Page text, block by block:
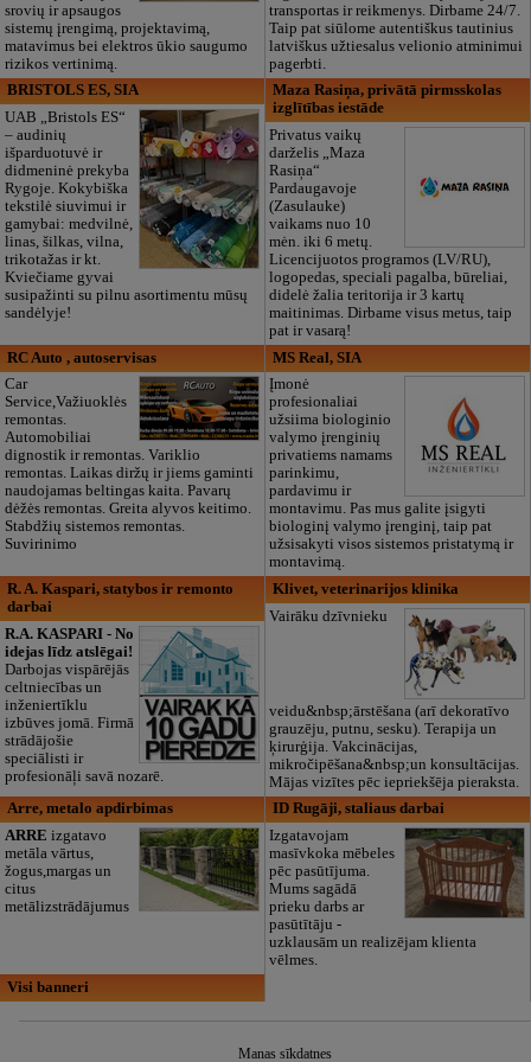
srovių ir apsaugos
sistemų įrengimą, projektavimą,
matavimus bei elektros ūkio saugumo
rizikos vertinimą.
transportas ir reikmenys. Dirbame 24/7.
Taip pat siūlome autentiškus tautinius
latviškus užtiesalus velionio atminimui
pagerbti.
BRISTOLS ES, SIA
UAB „Bristols ES“
– audinių
išparduotuvė ir
didmeninė prekyba
Rygoje. Kokybiška
tekstilė siuvimui ir
gamybai: medvilnė,
linas, šilkas, vilna,
trikotažas ir kt.
Kviečiame gyvai
susipažinti su pilnu asortimentu mūsų
sandėlyje!
Maza Rasiņa, privātā pirmsskolas
izglītības iestāde
Privatus vaikų
darželis „Maza
Rasiņa“
Pardaugavoje
(Zasulauke)
vaikams nuo 10
mėn. iki 6 metų.
Licencijuotos programos (LV/RU),
logopedas, speciali pagalba, būreliai,
didelė žalia teritorija ir 3 kartų
maitinimas. Dirbame visus metus, taip
pat ir vasarą!
RC Auto , autoservisas
Car
Service,Važiuoklės
remontas.
Automobiliai
dignostik ir remontas. Variklio
remontas. Laikas diržų ir jiems gaminti
naudojamas beltingas kaita. Pavarų
dėžės remontas. Greita alyvos keitimo.
Stabdžių sistemos remontas.
Suvirinimo
MS Real, SIA
Įmonė
profesionaliai
užsiima biologinio
valymo įrenginių
privatiems namams
parinkimu,
pardavimu ir
montavimu. Pas mus galite įsigyti
biologinį valymo įrenginį, taip pat
užsisakyti visos sistemos pristatymą ir
montavimą.
R. A. Kaspari, statybos ir remonto
darbai
R.A. KASPARI - No
idejas līdz atslēgai!
Darbojas vispārējās
celtniecības un
inženiertīklu
izbūves jomā. Firmā
strādājošie
speciālisti ir
profesionāļi savā nozarē.
Klivet, veterinarijos klinika
Vairāku dzīvnieku
veidu&nbsp;ārstēšana (arī dekoratīvo
grauzēju, putnu, sesku). Terapija un
ķirurģija. Vakcinācijas,
mikročipēšana&nbsp;un konsultācijas.
Mājas vizītes pēc iepriekšēja pieraksta.
Arre, metalo apdirbimas
ARRE izgatavo
metāla vārtus,
žogus,margas un
citus
metālizstrādājumus
ID Rugāji, staliaus darbai
Izgatavojam
masīvkoka mēbeles
pēc pasūtījuma.
Mums sagādā
prieku darbs ar
pasūtītāju -
uzklausām un realizējam klienta
vēlmes.
Visi banneri
Manas sīkdatnes